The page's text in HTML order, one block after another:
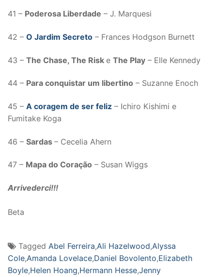
41 – Poderosa Liberdade – J. Marquesi
42 – O Jardim Secreto – Frances Hodgson Burnett
43 – The Chase, The Risk e The Play – Elle Kennedy
44 – Para conquistar um libertino – Suzanne Enoch
45 – A coragem de ser feliz – Ichiro Kishimi e
Fumitake Koga
46 – Sardas – Cecelia Ahern
47 – Mapa do Coração – Susan Wiggs
Arrivederci!!!
Beta
Tagged Abel Ferreira,Ali Hazelwood,Alyssa
Cole,Amanda Lovelace,Daniel Bovolento,Elizabeth
Boyle,Helen Hoang,Hermann Hesse,Jenny